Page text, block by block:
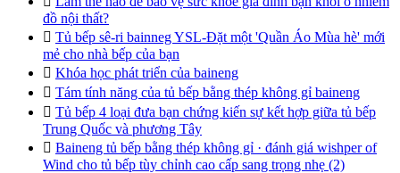
đồ nội thất?
 Tủ bếp sê-ri bainneg YSL-Đặt một 'Quần Áo Mùa hè' mới
mẻ cho nhà bếp của bạn
 Khóa học phát triển của baineng
 Tám tính năng của tủ bếp bằng thép không gỉ baineng
 Tủ bếp 4 loại đưa bạn chứng kiến sự kết hợp giữa tủ bếp
Trung Quốc và phương Tây
 Baineng tủ bếp bằng thép không gỉ · đánh giá wishper of
Wind cho tủ bếp tùy chỉnh cao cấp sang trọng nhẹ (2)